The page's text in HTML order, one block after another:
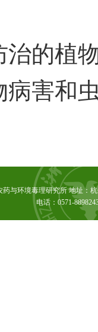
治的植
病害和
药与环境毒理研究所 地址：
电话：0571-